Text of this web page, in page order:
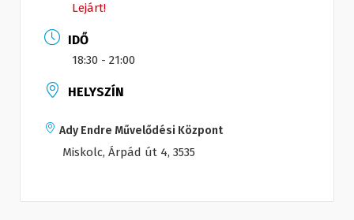
Lejárt!
IDŐ
18:30 - 21:00
HELYSZÍN
Ady Endre Művelődési Központ
Miskolc, Árpád út 4, 3535